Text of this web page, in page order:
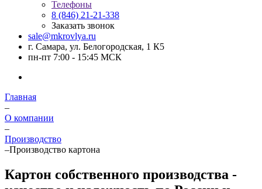
Телефоны
8 (846) 21-21-338
Заказать звонок
sale@mkrovlya.ru
г. Самара, ул. Белогородская, 1 К5
пн-пт 7:00 - 15:45 МСК
Главная
–
О компании
–
Производство
–Производство картона
Картон собственного производства -